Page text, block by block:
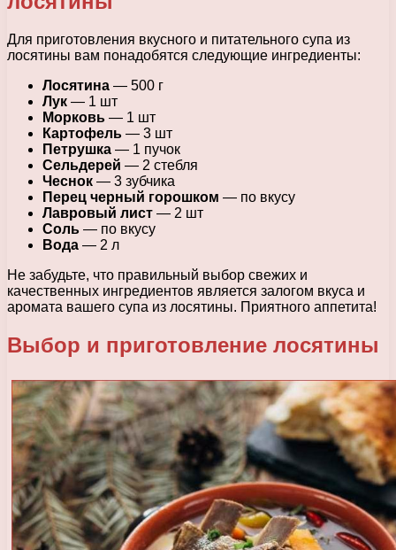
Для приготовления вкусного и питательного супа из
лосятины вам понадобятся следующие ингредиенты:
Лосятина — 500 г
Лук — 1 шт
Морковь — 1 шт
Картофель — 3 шт
Петрушка — 1 пучок
Сельдерей — 2 стебля
Чеснок — 3 зубчика
Перец черный горошком — по вкусу
Лавровый лист — 2 шт
Соль — по вкусу
Вода — 2 л
Не забудьте, что правильный выбор свежих и
качественных ингредиентов является залогом вкуса и
аромата вашего супа из лосятины. Приятного аппетита!
Выбор и приготовление лосятины